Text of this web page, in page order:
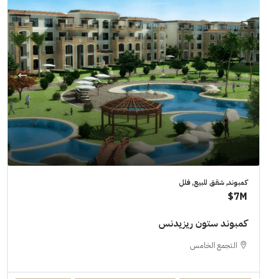
كمبوند, شقق للبيع, فلل
7M$
كمبوند ستون ريزيدنس
التجمع الخامس